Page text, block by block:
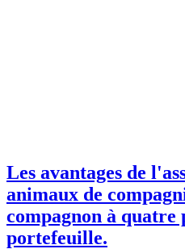
Les avantages de
animaux de
compagnon à quatre
portefeuille.